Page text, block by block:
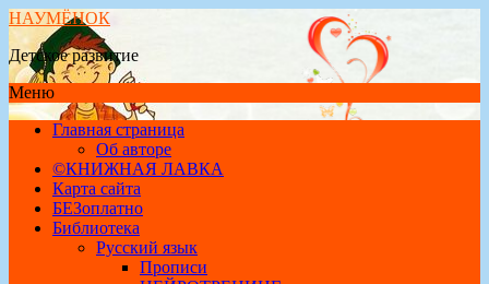
НАУМЁНОК
Детское развитие
Меню
Главная страница
Об авторе
©КНИЖНАЯ ЛАВКА
Карта сайта
БЕЗоплатно
Библиотека
Русский язык
Прописи